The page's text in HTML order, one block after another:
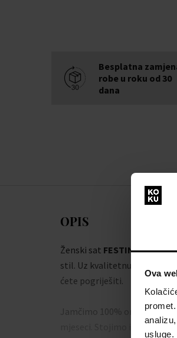
Ova
usluge.
Besplatna
robe u roku od 30
dana
OPIS
Ženski sat FESTINA 20006/
stil. Uz kvalitetnu izradu iz
ćete pogriješiti.
Jamčimo 100%
mjeseci. Stojimo iza